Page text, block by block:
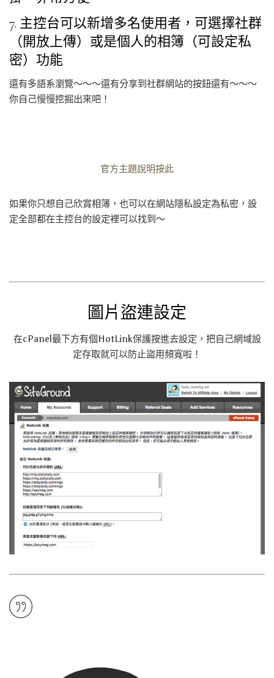
7. 主控台可以新增多名使用者，可選擇社群
（開放上傳）或是個人的相簿（可設定私
密）功能
還有多語系瀏覽～～～還有分享到社群網站的按鈕還有～～～
你自己慢慢挖掘出來吧！
官方主題說明按此
如果你只想自己欣賞相簿，也可以在網站隱私設定為私密，設
定全部都在主控台的設定裡可以找到～
圖片盜連設定
在cPanel最下方有個HotLink保護按進去設定，把自己網域設
定存取就可以防止盜用頻寬啦！